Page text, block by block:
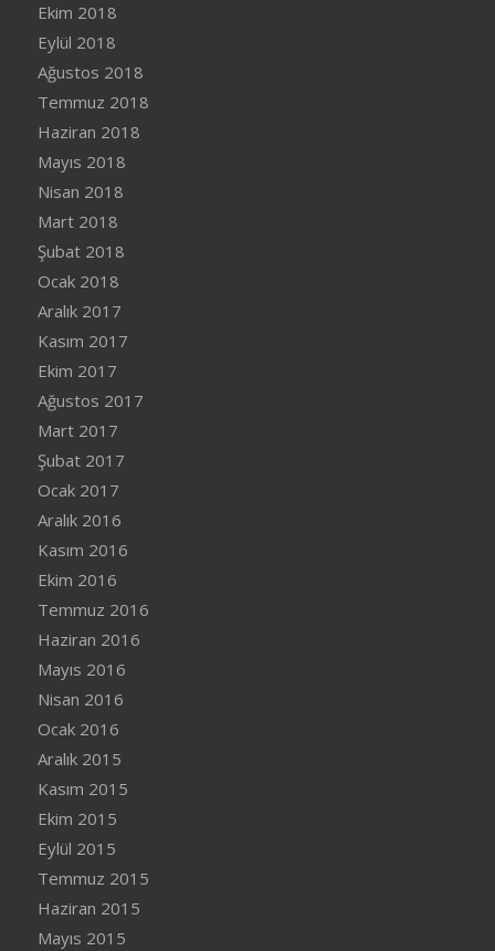
Ekim 2018
Eylül 2018
Ağustos 2018
Temmuz 2018
Haziran 2018
Mayıs 2018
Nisan 2018
Mart 2018
Şubat 2018
Ocak 2018
Aralık 2017
Kasım 2017
Ekim 2017
Ağustos 2017
Mart 2017
Şubat 2017
Ocak 2017
Aralık 2016
Kasım 2016
Ekim 2016
Temmuz 2016
Haziran 2016
Mayıs 2016
Nisan 2016
Ocak 2016
Aralık 2015
Kasım 2015
Ekim 2015
Eylül 2015
Temmuz 2015
Haziran 2015
Mayıs 2015